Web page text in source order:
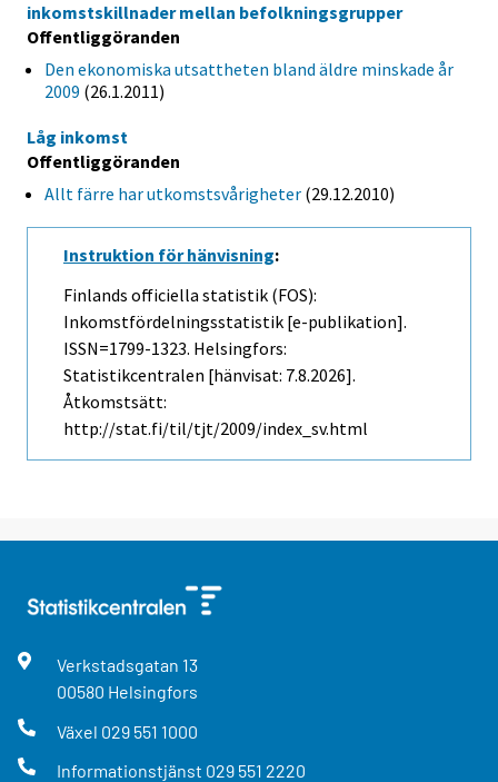
inkomstskillnader mellan befolkningsgrupper
Offentliggöranden
Den ekonomiska utsattheten bland äldre minskade år
2009 (26.1.2011)
Låg inkomst
Offentliggöranden
Allt färre har utkomstsvårigheter (29.12.2010)
Instruktion för hänvisning:
Finlands officiella statistik (FOS):
Inkomstfördelningsstatistik [e-publikation].
ISSN=1799-1323. Helsingfors:
Statistikcentralen [hänvisat: 7.8.2026].
Åtkomstsätt:
http://stat.fi/til/tjt/2009/index_sv.html
Verkstadsgatan 13
00580 Helsingfors
Växel 029 551 1000
Informationstjänst 029 551 2220